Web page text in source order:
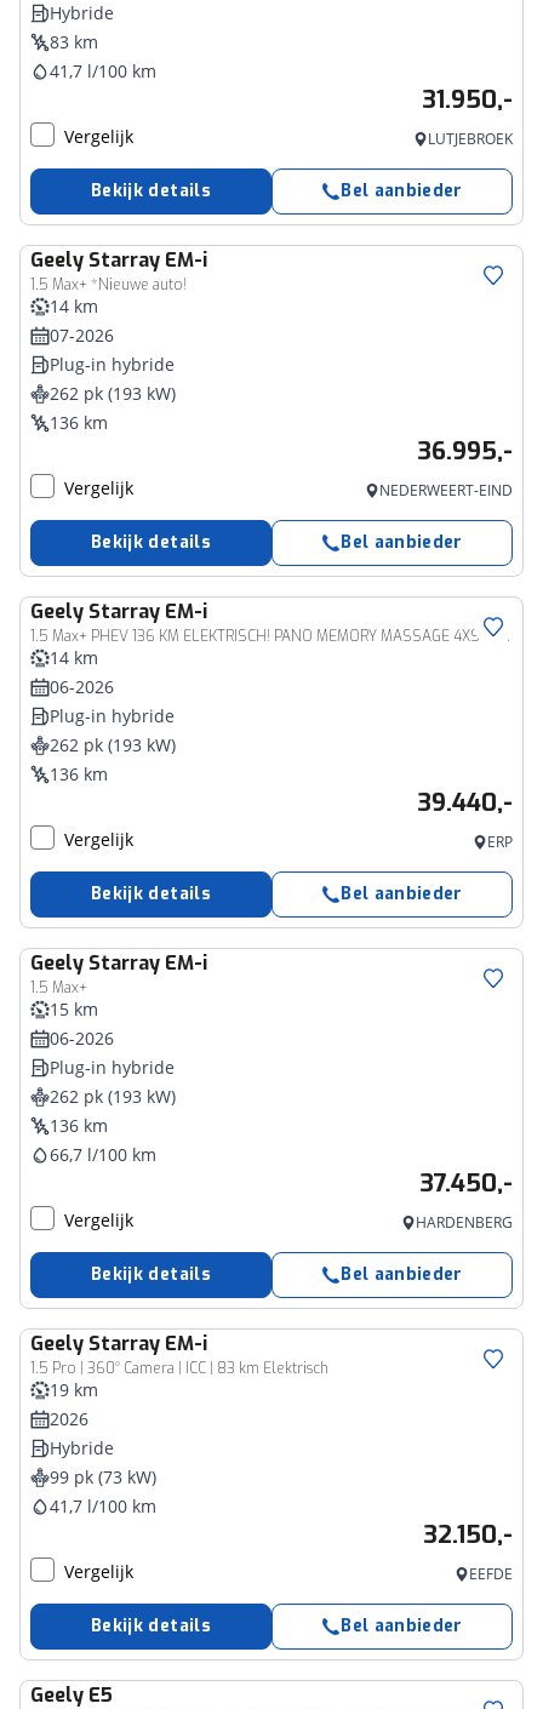
Hybride
83 km
41,7 l/100 km
31.950,-
Vergelijk LUTJEBROEK
Bekijk details Bel aanbieder
Geely Starray EM-i
1.5 Max+ *Nieuwe auto!
14 km
07-2026
Plug-in hybride
262 pk (193 kW)
136 km
36.995,-
Vergelijk NEDERWEERT-EIND
Bekijk details Bel aanbieder
Geely Starray EM-i
1.5 Max+ PHEV 136 KM ELEKTRISCH! PANO MEMORY MASSAGE 4XSTOEL/STUURVERW STOELVERK. HUD CARPLAY 360-CAMERA SFEERVERL. 2XPDC 19''LMV ENZ. ENZ.
14 km
06-2026
Plug-in hybride
262 pk (193 kW)
136 km
39.440,-
Vergelijk ERP
Bekijk details Bel aanbieder
Geely Starray EM-i
1.5 Max+
15 km
06-2026
Plug-in hybride
262 pk (193 kW)
136 km
66,7 l/100 km
37.450,-
Vergelijk HARDENBERG
Bekijk details Bel aanbieder
Geely Starray EM-i
1.5 Pro | 360° Camera | ICC | 83 km Elektrisch
19 km
2026
Hybride
99 pk (73 kW)
41,7 l/100 km
32.150,-
Vergelijk EEFDE
Bekijk details Bel aanbieder
Geely E5